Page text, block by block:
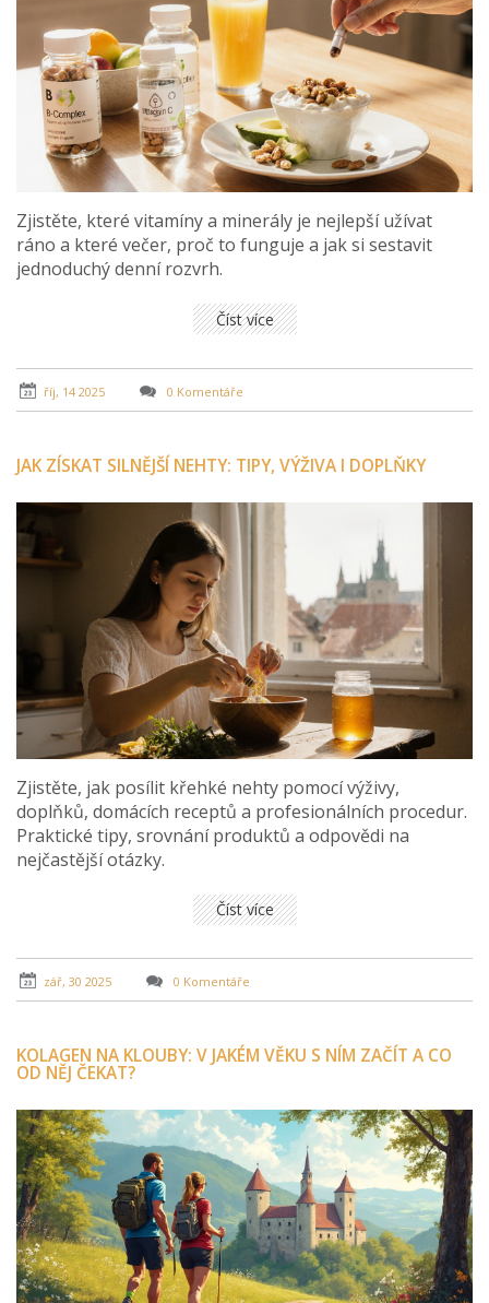
Zjistěte, které vitamíny a minerály je nejlepší užívat
ráno a které večer, proč to funguje a jak si sestavit
jednoduchý denní rozvrh.
Číst více
říj, 14 2025 0 Komentáře
JAK ZÍSKAT SILNĚJŠÍ NEHTY: TIPY, VÝŽIVA I DOPLŇKY
Zjistěte, jak posílit křehké nehty pomocí výživy,
doplňků, domácích receptů a profesionálních procedur.
Praktické tipy, srovnání produktů a odpovědi na
nejčastější otázky.
Číst více
zář, 30 2025 0 Komentáře
KOLAGEN NA KLOUBY: V JAKÉM VĚKU S NÍM ZAČÍT A CO
OD NĚJ ČEKAT?